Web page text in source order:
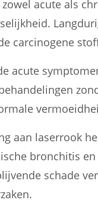
zowel acute als
carcinogene
acute
aan laserrook
bronchitis
schade